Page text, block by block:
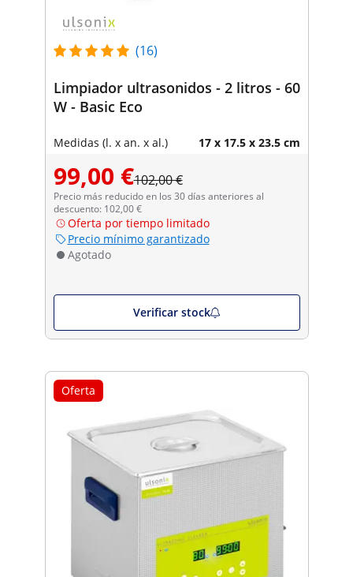
(16)
Limpiador ultrasonidos - 2 litros - 60
W - Basic Eco
Medidas (l. x an. x al.) 17 x 17.5 x 23.5 cm
99,00 €102,00 €
Precio más reducido en los 30 días anteriores al
descuento: 102,00 €
Oferta por tiempo limitado
Precio mínimo garantizado
Agotado
Verificar stock
Oferta